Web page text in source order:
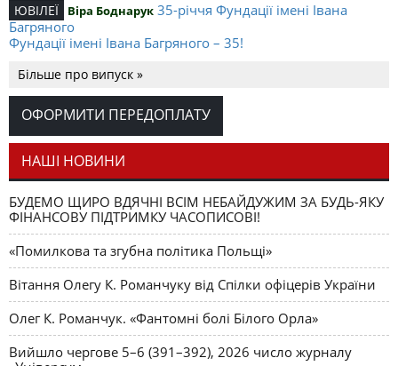
ЮВІЛЕЇ Віра Боднарук 35-річчя Фундації імені Івана
Багряного
Фундації імені Івана Багряного – 35!
ЕЛІТА НАЦІЇ Михайло Слабошпицький
українською групою крові. Кілька уваг про Міхала
Чайковського й про «Отамана Чайку» Івана Корсака
Елеонора Тун-Гогенштайн
перемогти!
ХТО Є ХТО Віталій Карпенко
сухим пройде. Про зустрічі з Леонідом Кравчуком
Більше про випуск »
ОФОРМИТИ ПЕРЕДОПЛАТУ
НАШІ НОВИНИ
БУДЕМО ЩИРО ВДЯЧНІ ВСІМ НЕБАЙДУЖИМ ЗА БУДЬ-ЯКУ
ФІНАНСОВУ ПІДТРИМКУ ЧАСОПИСОВІ!
«Помилкова та згубна політика Польщі»
Вітання Олегу К. Романчуку від Спілки офіцерів України
Олег К. Романчук. «Фантомні болі Білого Орла»
Вийшло чергове 5–6 (391–392), 2026 число журналу